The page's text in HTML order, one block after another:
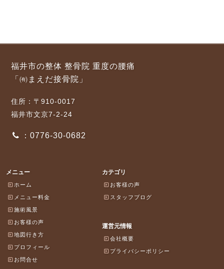
福井市の整体 整骨院 重度の腰痛
「㈲まえだ接骨院」
住所：〒910-0017
福井市文京7-2-24
：0776-30-0682
メニュー
ホーム
メニュー料金
施術風景
お客様の声
地図行き方
プロフィール
お問合せ
カテゴリ
お客様の声
スタッフブログ
運営元情報
会社概要
プライバシーポリシー